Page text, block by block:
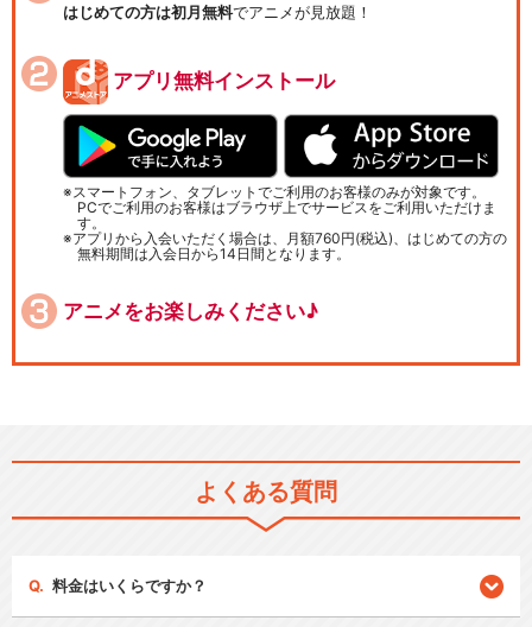
はじめての方は初月無料でアニメが見放題！
アプリ無料インストール
スマートフォン、タブレットでご利用のお客様のみが対象です。
PCでご利用のお客様はブラウザ上でサービスをご利用いただけま
す。
アプリから入会いただく場合は、月額760円(税込)、はじめての方の
無料期間は入会日から14日間となります。
アニメをお楽しみください♪
よくある質問
料金はいくらですか？